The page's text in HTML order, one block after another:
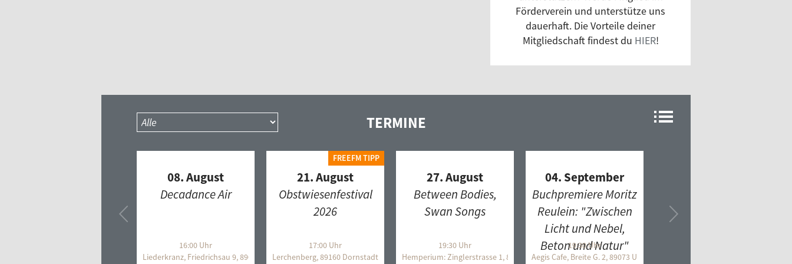
Progdorf
Projektplatz
Radio Wecker
rhythm shuffle
Russkij Express
Schatzkiste
Schlecktronik
SKAramba!
Soul Rotation
Sound of Africa
Förderverein und unterstütze uns
dauerhaft. Die Vorteile deiner
Mitgliedschaft findest du HIER!
TERMINE
08. August
Decadance Air
16:00 Uhr
Liederkranz, Friedrichsau 9, 89073 Ulm
21. August
Obstwiesenfestival
2026
17:00 Uhr
Lerchenberg, 89160 Dornstadt
FREEFM TIPP
27. August
Between Bodies,
Swan Songs
19:30 Uhr
Hemperium: Zinglerstrasse 1, 89073 Ulm
04. September
Buchpremiere Moritz
Reulein: "Zwischen
Licht und Nebel,
Beton und Natur"
19:30 Uhr
Aegis Cafe, Breite G. 2, 89073 Ulm